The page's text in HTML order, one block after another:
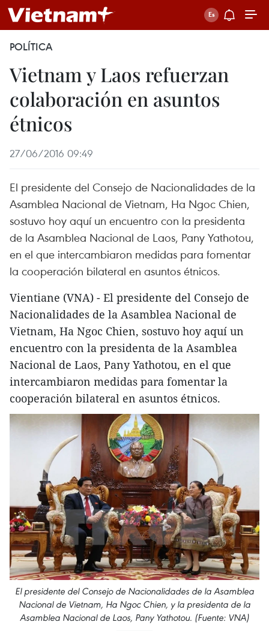
POLÍTICA
Vietnam y Laos refuerzan
colaboración en asuntos
étnicos
27/06/2016 09:49
El presidente del Consejo de Nacionalidades de la
Asamblea Nacional de Vietnam, Ha Ngoc Chien,
sostuvo hoy aquí un encuentro con la presidenta
de la Asamblea Nacional de Laos, Pany Yathotou,
en el que intercambiaron medidas para fomentar
la cooperación bilateral en asuntos étnicos.
Vientiane (VNA) - El presidente del Consejo de
Nacionalidades de la Asamblea Nacional de
Vietnam, Ha Ngoc Chien, sostuvo hoy aquí un
encuentro con la presidenta de la Asamblea
Nacional de Laos, Pany Yathotou, en el que
intercambiaron medidas para fomentar la
cooperación bilateral en asuntos étnicos.
El presidente del Consejo de Nacionalidades de la Asamblea
Nacional de Vietnam, Ha Ngoc Chien, y la presidenta de la
Asamblea Nacional de Laos, Pany Yathotou. (Fuente: VNA)